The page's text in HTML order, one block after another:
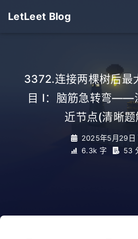
LetLeet Blog
3372.连接两棵树后最
目 I：脑筋急转弯——
近节点(清晰题
2025年5月29日
6.3k 字
53